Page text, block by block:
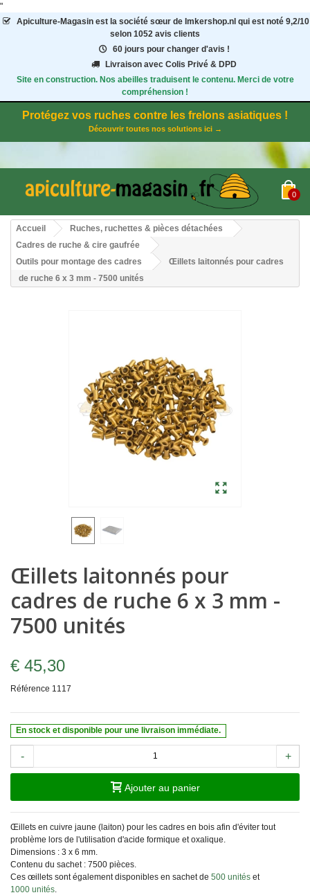
"
Apiculture-Magasinest la société sœur de Imkershop.nl qui est noté 9,2/10
selon 1052 avis clients
60 jours pour changer d'avis !
Livraison avec Colis Privé & DPD
Site en construction. Nos abeilles traduisent le contenu. Merci de votre
compréhension !
Protégez vos ruches contre les frelons asiatiques !
Découvrir toutes nos solutions ici →
0
Accueil
Ruches, ruchettes & pièces détachées
Cadres de ruche & cire gaufrée
Outils pour montage des cadres
Œillets laitonnés pour cadres
de ruche 6 x 3 mm - 7500 unités
Œillets laitonnés pour
cadres de ruche 6 x 3 mm -
7500 unités
€ 45,30
Référence 1117
En stock et disponible pour une livraison immédiate.
- +
Ajouter au panier
Œillets en cuivre jaune (laiton) pour les cadres en bois afin d'éviter tout
problème lors de l'utilisation d'acide formique et oxalique.
Dimensions : 3 x 6 mm.
Contenu du sachet : 7500 pièces.
Ces œillets sont également disponibles en sachet de 500 unités et
1000 unités